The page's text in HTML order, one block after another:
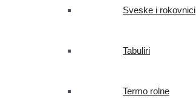
Sveske i rokovnici
Tabuliri
Termo rolne